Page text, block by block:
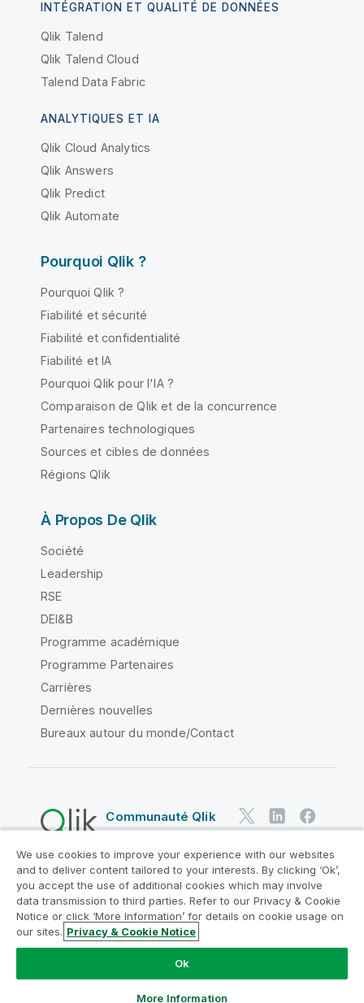
INTÉGRATION ET QUALITÉ DE DONNÉES
Qlik Talend
Qlik Talend Cloud
Talend Data Fabric
ANALYTIQUES ET IA
Qlik Cloud Analytics
Qlik Answers
Qlik Predict
Qlik Automate
Pourquoi Qlik ?
Pourquoi Qlik ?
Fiabilité et sécurité
Fiabilité et confidentialité
Fiabilité et IA
Pourquoi Qlik pour l'IA ?
Comparaison de Qlik et de la concurrence
Partenaires technologiques
Sources et cibles de données
Régions Qlik
À Propos De Qlik
Société
Leadership
RSE
DEI&B
Programme académique
Programme Partenaires
Carrières
Dernières nouvelles
Bureaux autour du monde/Contact
Communauté Qlik
Contrats juridiques
Conditions d'utilisation des produits
Legal Policies
Conditions légales
Conditions d'utilisation
Marques
Do Not Share My Info
Copyright © 1993-2026 QlikTech International AB. Tous
We use cookies to improve your experience with our websites
and to deliver content tailored to your interests. By clicking ‘Ok’,
you accept the use of additional cookies which may involve
data transmission to third parties. Refer to our Privacy & Cookie
Notice or click ‘More Information’ for details on cookie usage on
our sites. Privacy & Cookie Notice
Ok
More Information